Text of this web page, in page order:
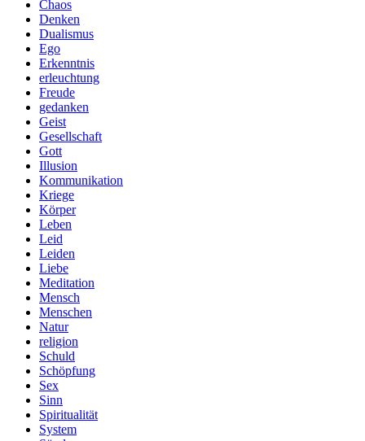
Chaos
Denken
Dualismus
Ego
Erkenntnis
erleuchtung
Freude
gedanken
Geist
Gesellschaft
Gott
Illusion
Kommunikation
Kriege
Körper
Leben
Leid
Leiden
Liebe
Meditation
Mensch
Menschen
Natur
religion
Schuld
Schöpfung
Sex
Sinn
Spiritualität
System